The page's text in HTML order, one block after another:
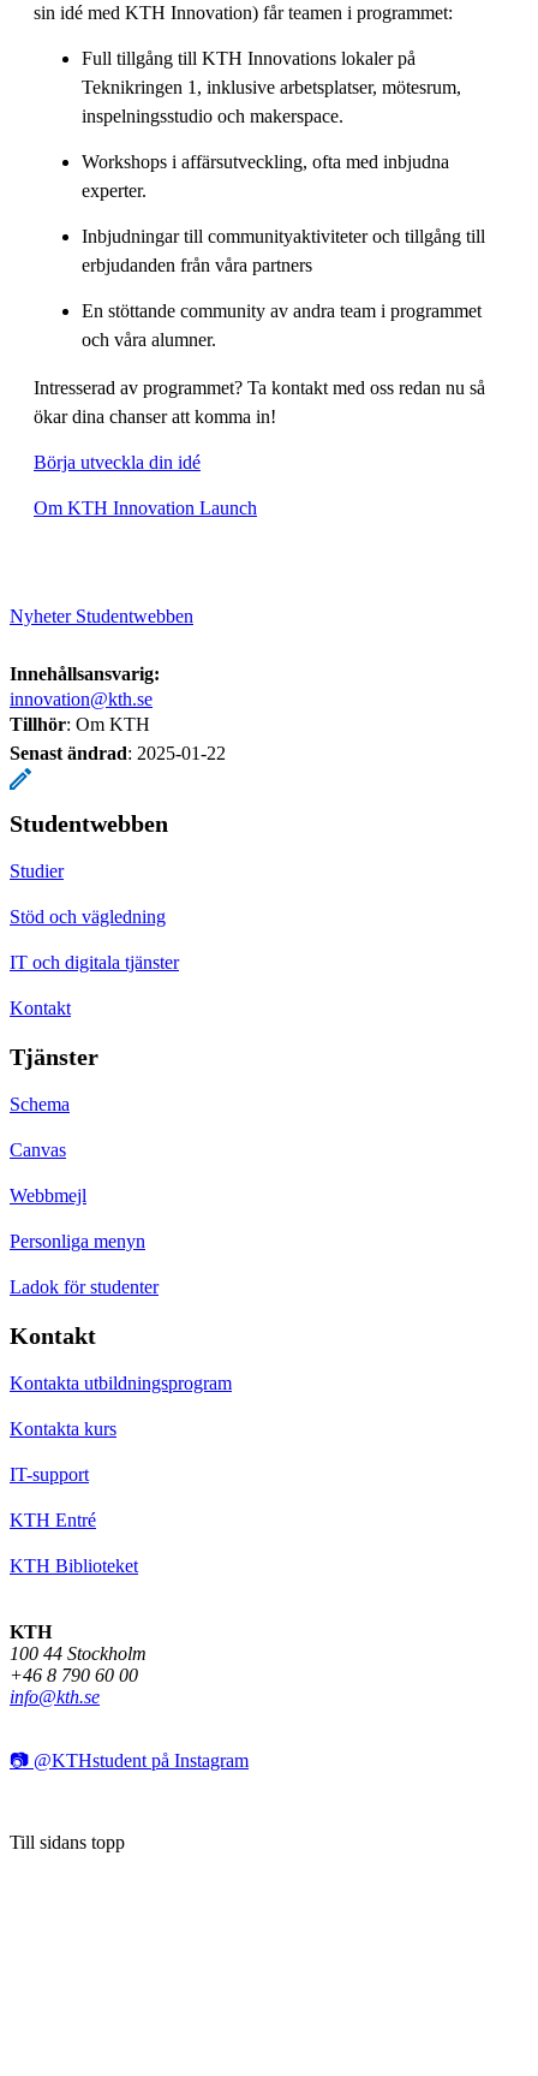
sin idé med KTH Innovation) får teamen i programmet:
Full tillgång till KTH Innovations lokaler på
Teknikringen 1, inklusive arbetsplatser, mötesrum,
inspelningsstudio och makerspace.
Workshops i affärsutveckling, ofta med inbjudna
experter.
Inbjudningar till communityaktiviteter och tillgång till
erbjudanden från våra partners
En stöttande community av andra team i programmet
och våra alumner.
Intresserad av programmet? Ta kontakt med oss redan nu så
ökar dina chanser att komma in!
Börja utveckla din idé
Om KTH Innovation Launch
Nyheter Studentwebben
Innehållsansvarig:
innovation@kth.se
Tillhör: Om KTH
Senast ändrad: 2025-01-22
Studentwebben
Studier
Stöd och vägledning
IT och digitala tjänster
Kontakt
Tjänster
Schema
Canvas
Webbmejl
Personliga menyn
Ladok för studenter
Kontakt
Kontakta utbildningsprogram
Kontakta kurs
IT-support
KTH Entré
KTH Biblioteket
KTH
100 44 Stockholm
+46 8 790 60 00
info@kth.se
📷 @KTHstudent på Instagram
Till sidans topp